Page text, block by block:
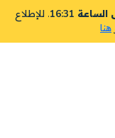
. للإطلاع
هنا